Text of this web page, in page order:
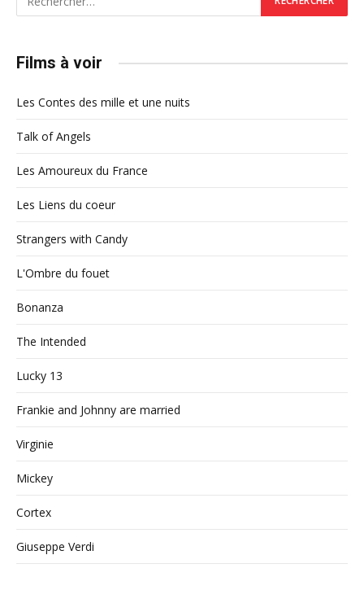
Films à voir
Les Contes des mille et une nuits
Talk of Angels
Les Amoureux du France
Les Liens du coeur
Strangers with Candy
L'Ombre du fouet
Bonanza
The Intended
Lucky 13
Frankie and Johnny are married
Virginie
Mickey
Cortex
Giuseppe Verdi